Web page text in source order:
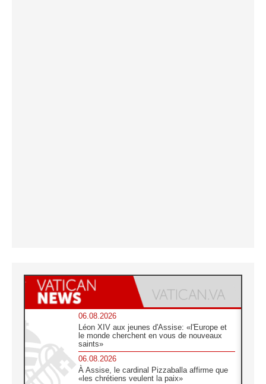
06.08.2026
Léon XIV aux jeunes d'Assise: «l'Europe et
le monde cherchent en vous de nouveaux
saints»
06.08.2026
À Assise, le cardinal Pizzaballa affirme que
«les chrétiens veulent la paix»